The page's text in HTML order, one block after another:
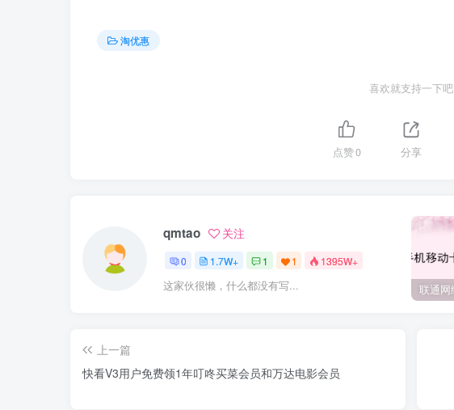
淘优惠
喜欢就支持一下吧
点赞0 分享
qmtao 关注
0 1.7W+ 1 1 1395W+
这家伙很懒，什么都没有写...
上一篇
快看V3用户免费领1年叮咚买菜会员和万达电影会员